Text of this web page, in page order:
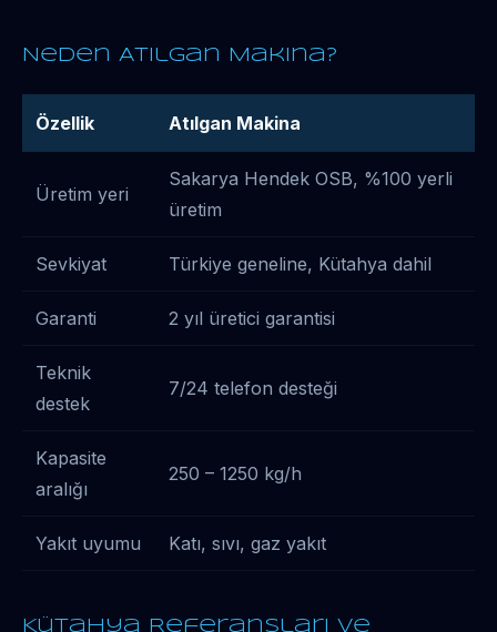
Neden Atılgan Makina?
Özellik Atılgan Makina
Üretim yeri
Sakarya Hendek OSB, %100 yerli
üretim
Sevkiyat Türkiye geneline, Kütahya dahil
Garanti 2 yıl üretici garantisi
Teknik
destek
7/24 telefon desteği
Kapasite
aralığı
250 – 1250 kg/h
Yakıt uyumu Katı, sıvı, gaz yakıt
Kütahya Referansları ve